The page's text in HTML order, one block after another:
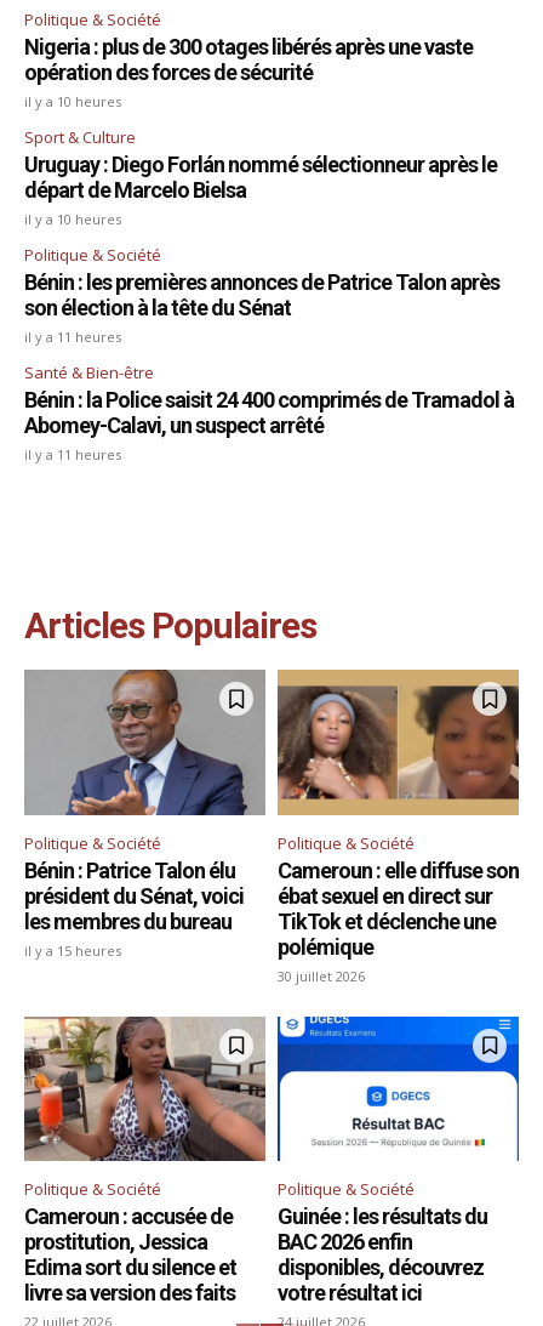
Politique & Société
Nigeria : plus de 300 otages libérés après une vaste
opération des forces de sécurité
il y a 10 heures
Sport & Culture
Uruguay : Diego Forlán nommé sélectionneur après le
départ de Marcelo Bielsa
il y a 10 heures
Politique & Société
Bénin : les premières annonces de Patrice Talon après
son élection à la tête du Sénat
il y a 11 heures
Santé & Bien-être
Bénin : la Police saisit 24 400 comprimés de Tramadol à
Abomey-Calavi, un suspect arrêté
il y a 11 heures
Articles Populaires
Politique & Société
Bénin : Patrice Talon élu
président du Sénat, voici
les membres du bureau
il y a 15 heures
Politique & Société
Cameroun : elle diffuse son
ébat sexuel en direct sur
TikTok et déclenche une
polémique
30 juillet 2026
Politique & Société
Cameroun : accusée de
prostitution, Jessica
Edima sort du silence et
livre sa version des faits
22 juillet 2026
Politique & Société
Guinée : les résultats du
BAC 2026 enfin
disponibles, découvrez
votre résultat ici
24 juillet 2026